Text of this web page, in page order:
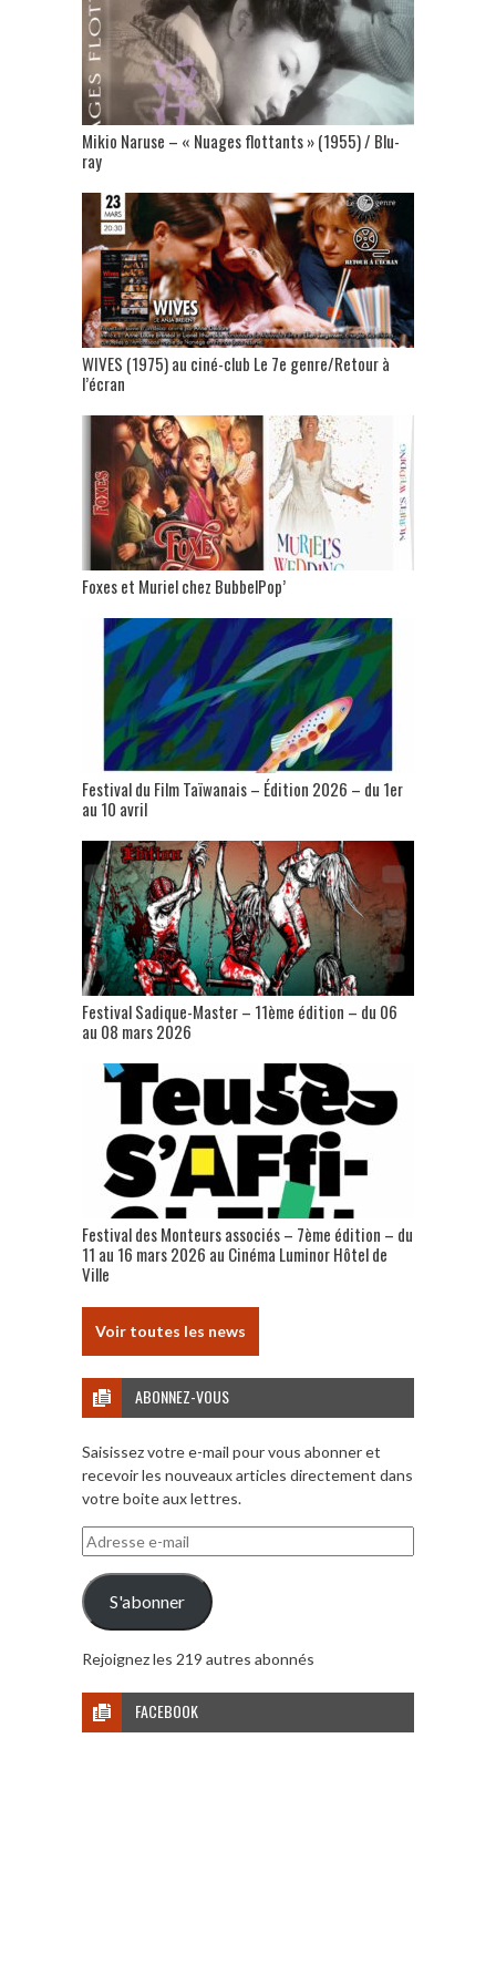
Mikio Naruse – « Nuages flottants » (1955) / Blu-
ray
WIVES (1975) au ciné-club Le 7e genre/Retour à
l’écran
Foxes et Muriel chez BubbelPop’
Festival du Film Taïwanais – Édition 2026 – du 1er
au 10 avril
Festival Sadique-Master – 11ème édition – du 06
au 08 mars 2026
Festival des Monteurs associés – 7ème édition – du
11 au 16 mars 2026 au Cinéma Luminor Hôtel de
Ville
Voir toutes les news
ABONNEZ-VOUS
Saisissez votre e-mail pour vous abonner et
recevoir les nouveaux articles directement dans
votre boite aux lettres.
Adresse
e-
mail
S'abonner
Rejoignez les 219 autres abonnés
FACEBOOK